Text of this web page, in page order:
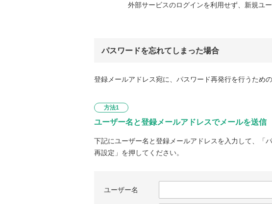
外部サービスのログインを利用せず、新規ユ
パスワードを忘れてしまった場合
登録メールアドレス宛に、パスワード再発行を行うため
方法1
ユーザー名と登録メールアドレスでメールを送信
下記にユーザー名と登録メールアドレスを入力して、「
再設定」を押してください。
ユーザー名